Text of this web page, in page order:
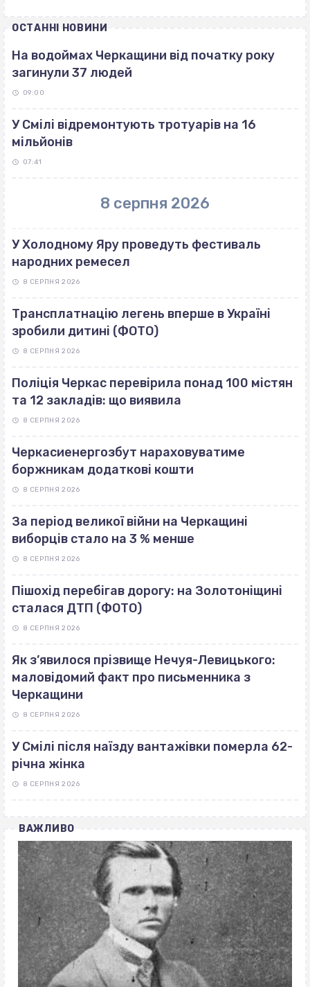
ОСТАННІ НОВИНИ
На водоймах Черкащини від початку року
загинули 37 людей
09:00
У Смілі відремонтують тротуарів на 16
мільйонів
07:41
8 серпня 2026
У Холодному Яру проведуть фестиваль
народних ремесел
8 СЕРПНЯ 2026
Трансплатнацію легень вперше в Україні
зробили дитині (ФОТО)
8 СЕРПНЯ 2026
Поліція Черкас перевірила понад 100 містян
та 12 закладів: що виявила
8 СЕРПНЯ 2026
Черкасиенергозбут нараховуватиме
боржникам додаткові кошти
8 СЕРПНЯ 2026
За період великої війни на Черкащині
виборців стало на 3 % менше
8 СЕРПНЯ 2026
Пішохід перебігав дорогу: на Золотоніщині
сталася ДТП (ФОТО)
8 СЕРПНЯ 2026
Як з’явилося прізвище Нечуя-Левицького:
маловідомий факт про письменника з
Черкащини
8 СЕРПНЯ 2026
У Смілі після наїзду вантажівки померла 62-
річна жінка
8 СЕРПНЯ 2026
ВАЖЛИВО